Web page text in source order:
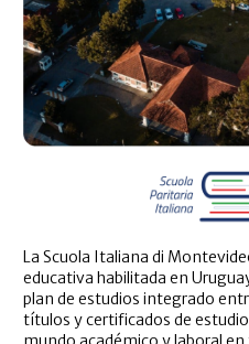
La Scuola Italiana di
educativa habilitada en
plan de estudios integrado
títulos y certificados de